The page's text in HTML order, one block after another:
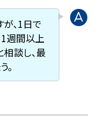
、1日で
週間以上
相談し、最
。